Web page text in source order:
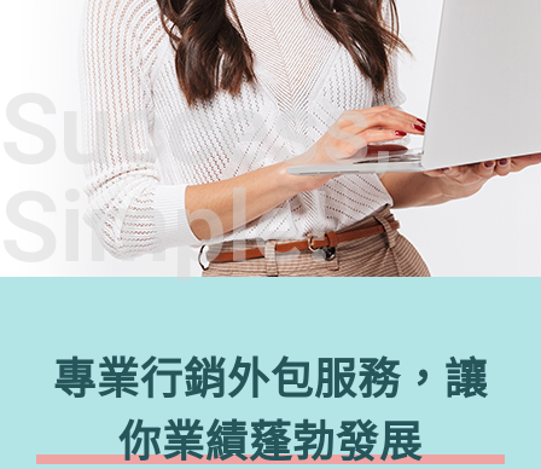
Success,
Simple!
專業行銷外包服務，讓
你業績蓬勃發展